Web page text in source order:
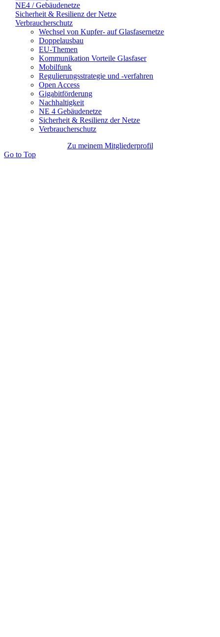
NE4 / Gebäudenetze
Sicherheit & Resilienz der Netze
Verbraucherschutz
Wechsel von Kupfer- auf Glasfasernetze
Doppelausbau
EU-Themen
Kommunikation Vorteile Glasfaser
Mobilfunk
Regulierungsstrategie und -verfahren
Open Access
Gigabitförderung
Nachhaltigkeit
NE 4 Gebäudenetze
Sicherheit & Resilienz der Netze
Verbraucherschutz
Zu meinem Mitgliederprofil
Go to Top